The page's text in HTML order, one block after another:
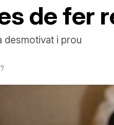
de fer
desmotivat i prou